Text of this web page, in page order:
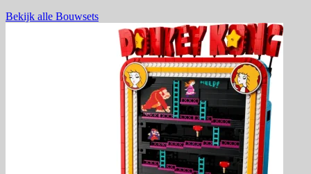
Bekijk alle Bouwsets